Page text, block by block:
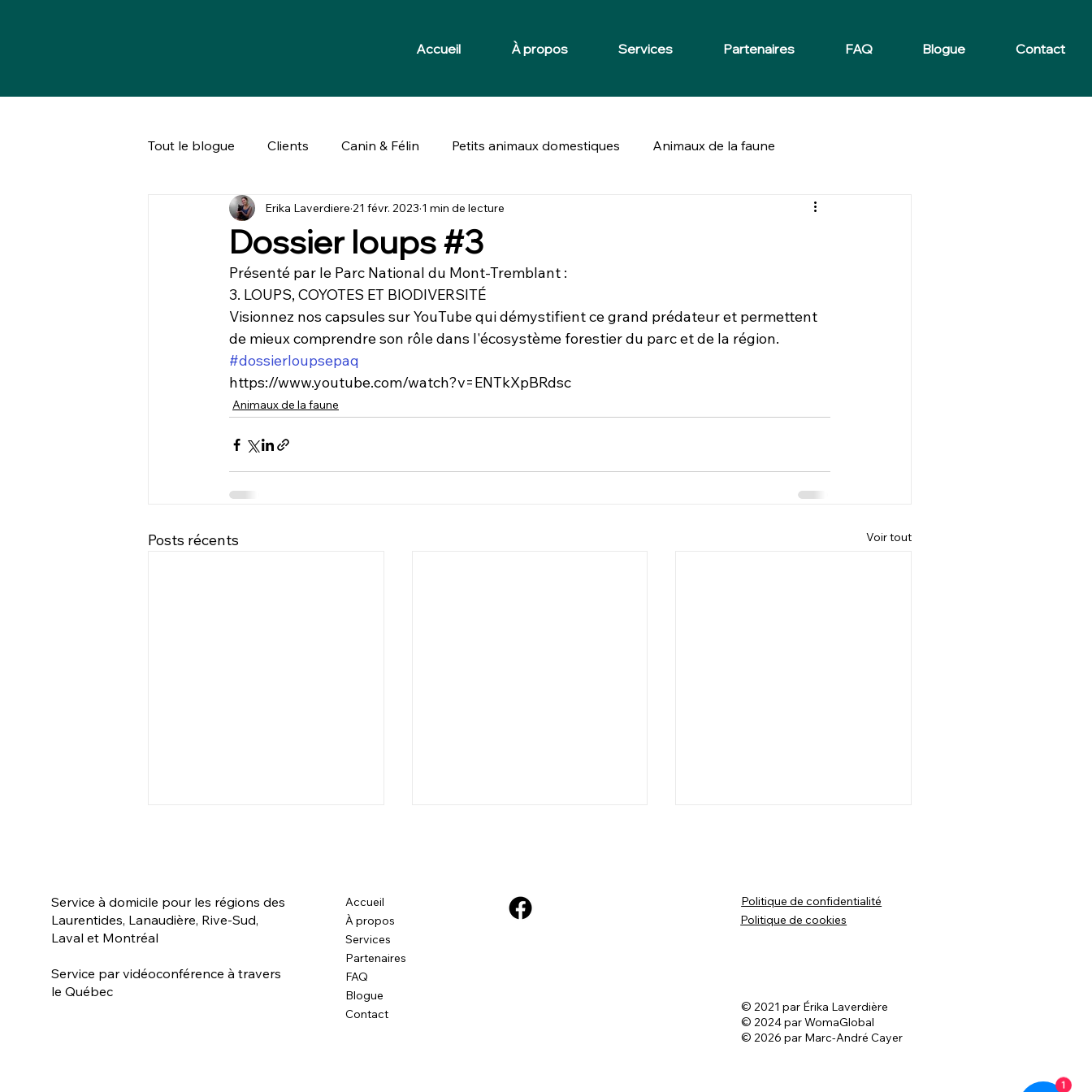
Accueil À propos Services Partenaires FAQ Blogue Contact
Tout le blogue Clients Canin & Félin Petits animaux domestiques Animaux de la faune
Bien-être animal & société
Dossier loups #3
Erika Laverdiere 21 févr. 2023 1 min de lecture
Présenté par le Parc National du Mont-Tremblant :
3. LOUPS, COYOTES ET BIODIVERSITÉ
Visionnez nos capsules sur YouTube qui démystifient ce grand prédateur et permettent
de mieux comprendre son rôle dans l'écosystème forestier du parc et de la région.
#dossierloupsepaq
https://www.youtube.com/watch?v=ENTkXpBRdsc
Animaux de la faune
Posts récents Voir tout
Qu'est-ce qu'un animal
liminaire?
marin du Saguenay–Saint-
Laurent : Un pas de plus pour
Service à domicile pour les régions des
Laurentides, Lanaudière, Rive-Sud,
Laval et Montréal
Service par vidéoconférence à travers
le Québec
Accueil
À propos
Services
Partenaires
FAQ
Blogue
Contact
Politique de cookies
Politique de confidentialité
© 2021 par Érika Laverdière
© 2024 par WomaGlobal
© 2026 par Marc-André Cayer
1